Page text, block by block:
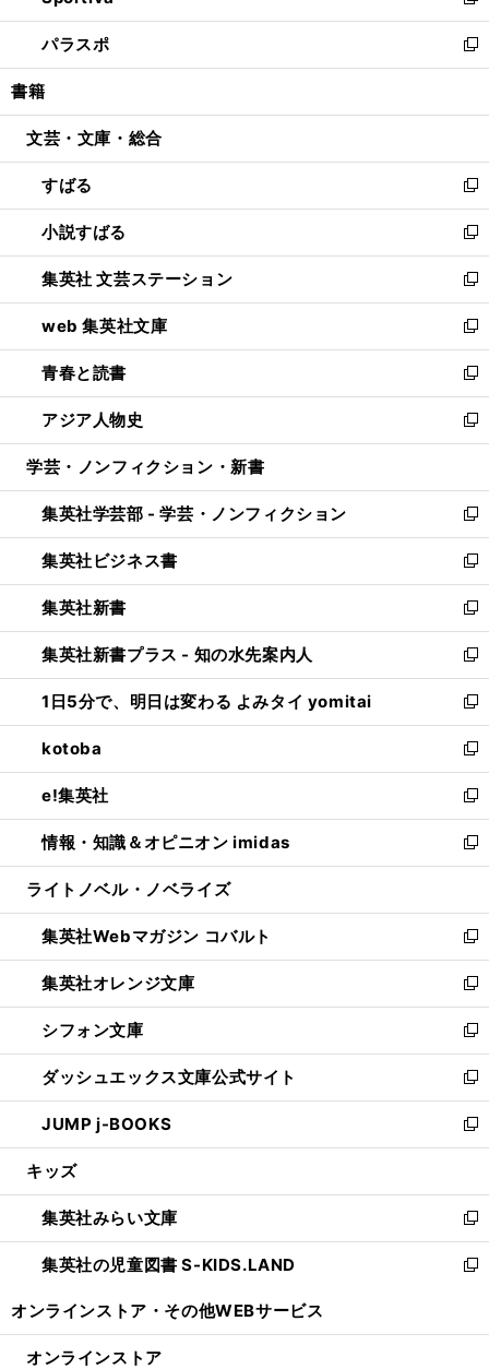
ウ
で
開
ン
ド
ウ
開
ウ
ィ
ン
ウ
開
く
し
い
ウ
ン
ウ
で
開
く
パラスポ
新
し
ウ
ン
ド
ウ
で
開
く
書籍
文芸・文庫・総合
すばる
新
し
い
ウ
ィ
ン
ド
ウ
で
開
く
小説すばる
新
し
い
ウ
ィ
ン
ド
ウ
で
開
集英社 文芸ステーション
新
し
い
ウ
ィ
ン
ド
ウ
開
く
web 集英社文庫
新
し
い
ウ
ィ
ン
ウ
で
開
く
青春と読書
新
し
い
ウ
ン
ド
ウ
で
開
く
アジア人物史
新
し
ウ
ィ
ン
ド
ウ
で
開
く
学芸・ノンフィクション・新書
集英社学芸部 - 学芸・ノンフィクション
新
し
い
ウ
ィ
ン
ド
ウ
で
開
く
集英社ビジネス書
新
し
い
ウ
ィ
ン
ド
ウ
で
開
く
集英社新書
新
し
い
ウ
ィ
ン
ド
ウ
で
開
く
集英社新書プラス - 知の水先案内人
新
し
い
ウ
ィ
ン
ド
ウ
で
開
1日5分で、明日は変わる よみタイ yomitai
新
し
い
ウ
ィ
ン
ド
ウ
開
く
kotoba
新
し
い
ウ
ィ
ン
ウ
で
開
く
e!集英社
新
し
い
ウ
ン
ド
ウ
で
開
く
情報・知識＆オピニオン imidas
新
し
ウ
ィ
ン
ド
ウ
で
開
く
ライトノベル・ノベライズ
集英社Webマガジン コバルト
新
し
い
ウ
ィ
ン
ド
ウ
で
開
集英社オレンジ文庫
新
し
い
ウ
ィ
ン
ド
ウ
開
く
シフォン文庫
新
し
い
ウ
ィ
ン
ウ
で
開
く
ダッシュエックス文庫公式サイト
新
し
い
ウ
ン
ド
ウ
で
JUMP j-BOOKS
新
し
ウ
ィ
ン
ド
開
キッズ
集英社みらい文庫
新
し
い
ン
集英社の児童図書 S-KIDS.LAND
新
ウ
オンラインストア・ その他WEBサービス
オンラインストア